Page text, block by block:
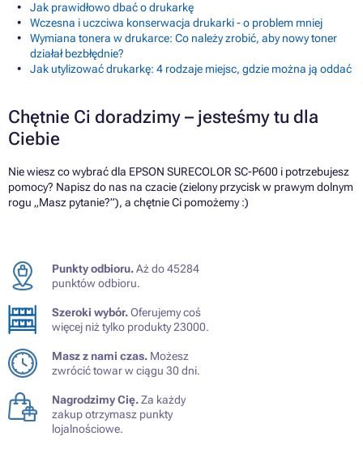
Jak prawidłowo dbać o drukarkę
Wczesna i uczciwa konserwacja drukarki - o problem mniej
Wymiana tonera w drukarce: Co należy zrobić, aby nowy toner
działał bezbłędnie?
Jak utylizować drukarkę: 4 rodzaje miejsc, gdzie można ją oddać
Chętnie Ci doradzimy – jesteśmy tu dla
Ciebie
Nie wiesz co wybrać dla EPSON SURECOLOR SC-P600 i potrzebujesz
pomocy? Napisz do nas na czacie (zielony przycisk w prawym dolnym
rogu „Masz pytanie?”), a chętnie Ci pomożemy :)
Punkty odbioru.Aż do 45284
punktów odbioru.
Szeroki wybór.Oferujemy coś
więcej niż tylko produkty 23000.
Masz z nami czas. Możesz
zwrócić towar w ciągu 30 dni.
Nagrodzimy Cię.Za każdy
zakup otrzymasz punkty
lojalnościowe.